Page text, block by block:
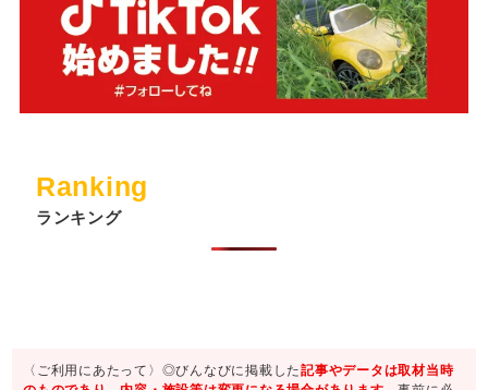
Ranking
ランキング
〈ご利用にあたって〉◎びんなびに掲載した記事やデータは取材当時